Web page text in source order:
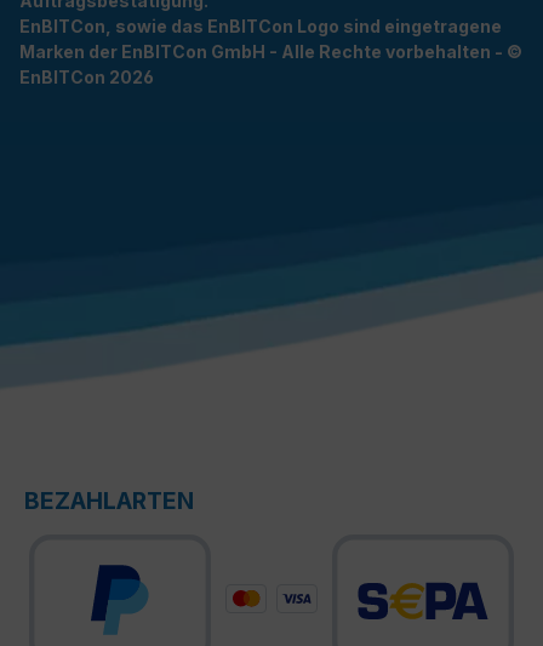
EnBITCon, sowie das EnBITCon Logo sind eingetragene
Marken der EnBITCon GmbH - Alle Rechte vorbehalten - ©
EnBITCon 2026
BEZAHLARTEN